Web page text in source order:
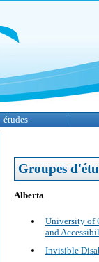
études
Groupes
Alberta
University of
and
Invisible